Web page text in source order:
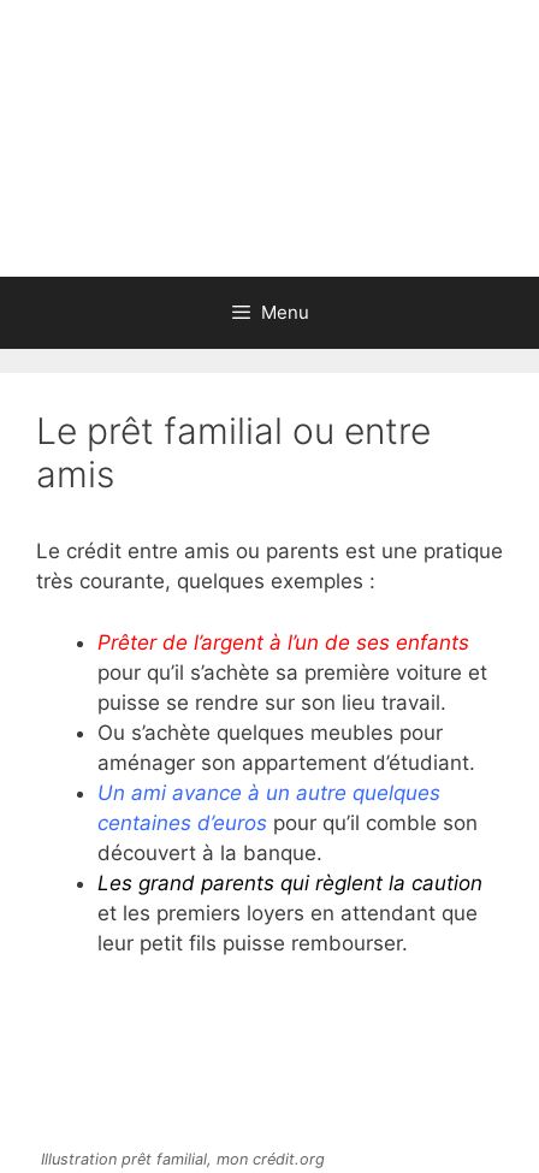
Menu
Le prêt familial ou entre
amis
Le crédit entre amis ou parents est une pratique
très courante, quelques exemples :
Prêter de l’argent à l’un de ses enfants
pour qu’il s’achète sa première voiture et
puisse se rendre sur son lieu travail.
Ou s’achète quelques meubles pour
aménager son appartement d’étudiant.
Un ami avance à un autre quelques
centaines d’euros pour qu’il comble son
découvert à la banque.
Les grand parents qui règlent la caution
et les premiers loyers en attendant que
leur petit fils puisse rembourser.
Illustration prêt familial, mon crédit.org